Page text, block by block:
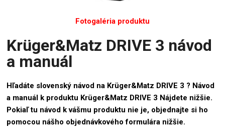
Fotogaléria produktu
Krüger&Matz DRIVE 3 návod
a manuál
Hľadáte slovenský návod na Krüger&Matz DRIVE 3 ? Návod
a manuál k produktu Krüger&Matz DRIVE 3 Nájdete nižšie.
Pokiaľ tu návod k vášmu produktu nie je, objednajte si ho
pomocou nášho objednávkového formulára nižšie.